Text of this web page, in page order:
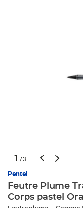
1 /3
Pentel
Feutre Plume
Corps pastel